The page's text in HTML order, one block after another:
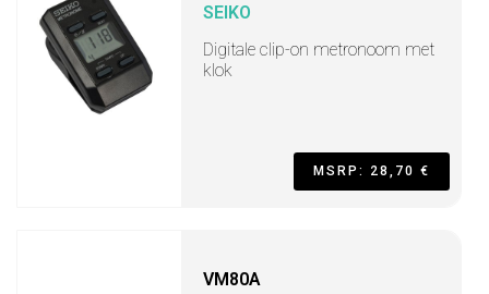
SEIKO
Digitale clip-on metronoom met
klok
MSRP: 28,70 €
VM80A